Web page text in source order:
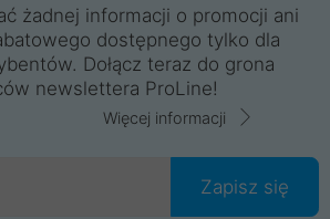
żadnej informacji o promocji ani
dostępnego tylko dla
Dołącz teraz do grona
newslettera ProLine!
Więcej informacji
Zapisz się